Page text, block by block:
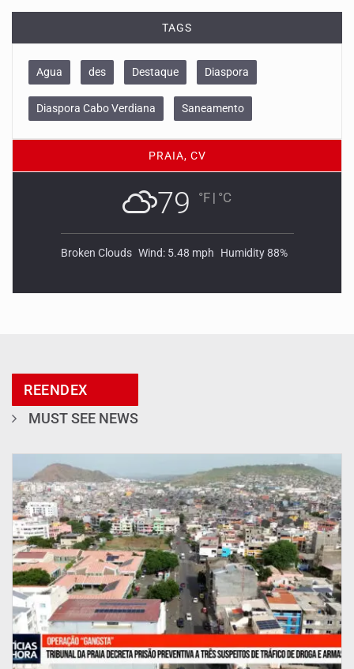
TAGS
Agua des Destaque Diaspora
Diaspora Cabo Verdiana Saneamento
PRAIA, CV
79 °F | °C
Broken Clouds Wind: 5.48 mph Humidity 88%
REENDEX
MUST SEE NEWS